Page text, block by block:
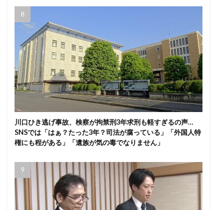
川口ひき逃げ事故、検察が拘禁刑3年求刑も軽すぎるの声…
SNSでは「はぁ？たった3年？司法が腐っている」「外国人特
権にも程がある」「遺族が気の毒でなりません」